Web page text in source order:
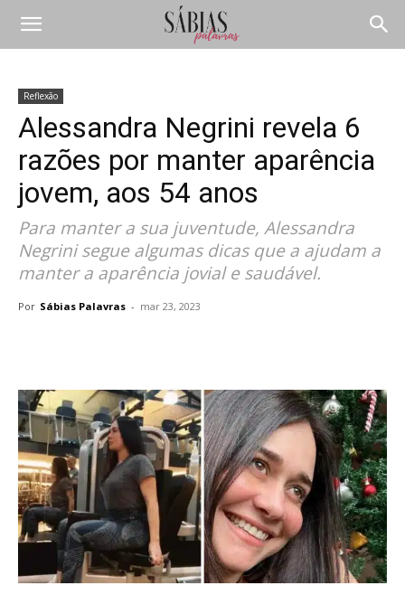
Reflexão
Alessandra Negrini revela 6
razões por manter aparência
jovem, aos 54 anos
Para manter a sua juventude, Alessandra
Negrini segue algumas dicas que a ajudam a
manter a aparência jovial e saudável.
Por Sábias Palavras - mar 23, 2023